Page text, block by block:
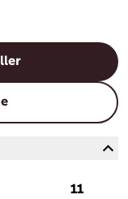
11